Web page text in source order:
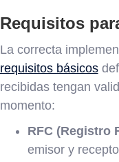
Requisitos
La correcta
requisitos básicos
recibidas tengan
momento:
RFC (Registro
emisor y